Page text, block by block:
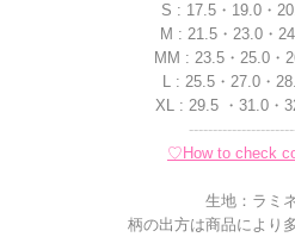
S : 17.5・19.0・
M : 21.5・23.0・
MM : 23.5・25.0・
L : 25.5・27.0・
XL : 29.5 ・31.0・
♡How to check
生地：ラミ
柄の出方は商品により